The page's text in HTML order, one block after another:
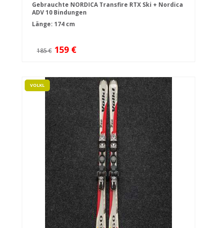
Gebrauchte NORDICA Transfire RTX Ski + Nordica
ADV 10 Bindungen
Länge: 174 cm
185 € 159 €
VOLKL